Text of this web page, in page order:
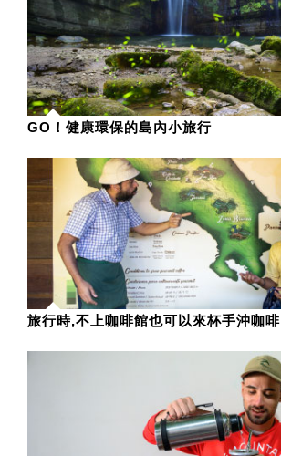
GO！健康環保的島內小旅行
旅行時,不上咖啡館也可以來杯手沖咖啡